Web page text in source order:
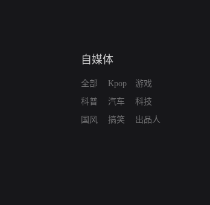
自媒体
全部
科普
国风
Kpop
汽车
搞笑
游戏
科技
出品人